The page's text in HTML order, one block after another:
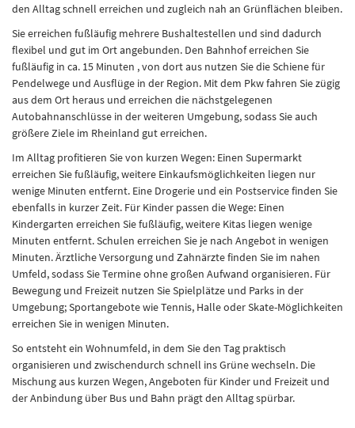
den Alltag schnell erreichen und zugleich nah an Grünflächen bleiben.
Sie erreichen fußläufig mehrere Bushaltestellen und sind dadurch
flexibel und gut im Ort angebunden. Den Bahnhof erreichen Sie
fußläufig in ca. 15 Minuten , von dort aus nutzen Sie die Schiene für
Pendelwege und Ausflüge in der Region. Mit dem Pkw fahren Sie zügig
aus dem Ort heraus und erreichen die nächstgelegenen
Autobahnanschlüsse in der weiteren Umgebung, sodass Sie auch
größere Ziele im Rheinland gut erreichen.
Im Alltag profitieren Sie von kurzen Wegen: Einen Supermarkt
erreichen Sie fußläufig, weitere Einkaufsmöglichkeiten liegen nur
wenige Minuten entfernt. Eine Drogerie und ein Postservice finden Sie
ebenfalls in kurzer Zeit. Für Kinder passen die Wege: Einen
Kindergarten erreichen Sie fußläufig, weitere Kitas liegen wenige
Minuten entfernt. Schulen erreichen Sie je nach Angebot in wenigen
Minuten. Ärztliche Versorgung und Zahnärzte finden Sie im nahen
Umfeld, sodass Sie Termine ohne großen Aufwand organisieren. Für
Bewegung und Freizeit nutzen Sie Spielplätze und Parks in der
Umgebung; Sportangebote wie Tennis, Halle oder Skate-Möglichkeiten
erreichen Sie in wenigen Minuten.
So entsteht ein Wohnumfeld, in dem Sie den Tag praktisch
organisieren und zwischendurch schnell ins Grüne wechseln. Die
Mischung aus kurzen Wegen, Angeboten für Kinder und Freizeit und
der Anbindung über Bus und Bahn prägt den Alltag spürbar.